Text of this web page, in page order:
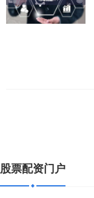
股票配资门户